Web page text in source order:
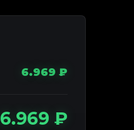
6.969 ₽
6.969 ₽